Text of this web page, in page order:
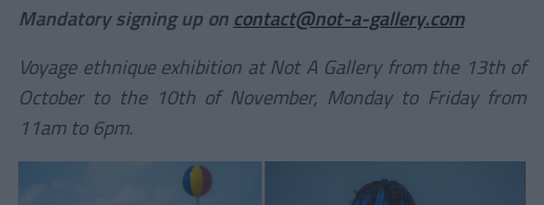
Mandatory signing up on contact@not-a-gallery.com
Voyage ethnique exhibition at Not A Gallery from the 13th of
October to the 10th of November, Monday to Friday from
11am to 6pm.